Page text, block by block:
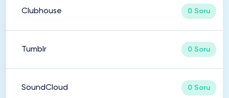
Clubhouse 0 Soru
Tumblr 0 Soru
SoundCloud 0 Soru